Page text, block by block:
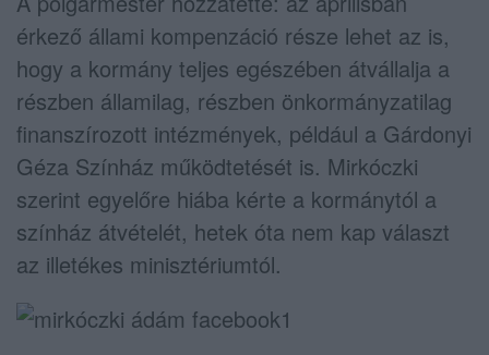
érkező állami kompenzáció része lehet az is,
hogy a kormány teljes egészében átvállalja a
részben államilag, részben önkormányzatilag
finanszírozott intézmények, például a Gárdonyi
Géza Színház működtetését is. Mirkóczki
szerint egyelőre hiába kérte a kormánytól a
színház átvételét, hetek óta nem kap választ
az illetékes minisztériumtól.